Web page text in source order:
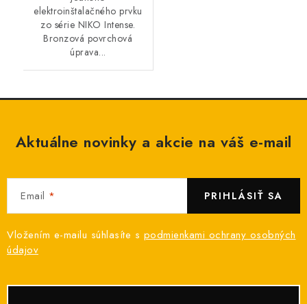
elektroinštalačného prvku
zo série NIKO Intense.
Bronzová povrchová
úprava...
Aktuálne novinky a akcie na váš e-mail
Email
Vložením e-mailu súhlasíte s podmienkami ochrany osobných
údajov
PRIHLÁSIŤ SA